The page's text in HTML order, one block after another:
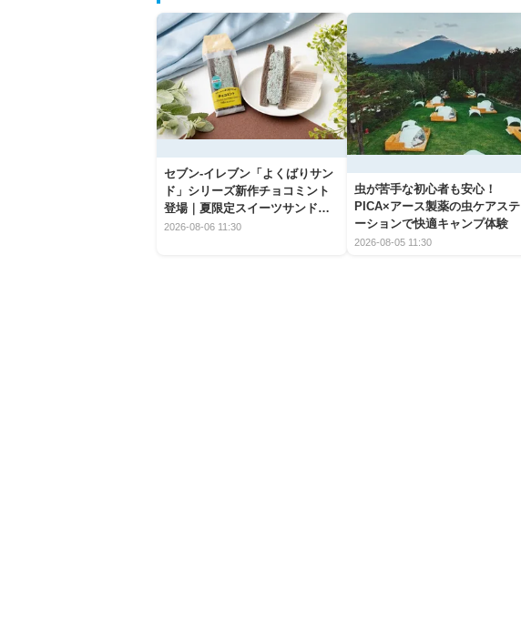
セブン‐イレブン「よくばりサン
ド」シリーズ新作チョコミント
登場｜夏限定スイーツサンドの
爽快な魅力
2026-08-06 11:30
虫が苦手な初心者も安心！
PICA×アース製薬の虫ケアステ
ーションで快適キャンプ体験
2026-08-05 11:30